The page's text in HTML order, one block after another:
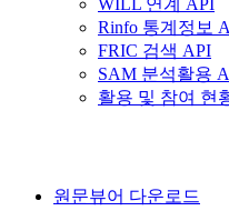
WILL 연계 API
Rinfo 통계정보
FRIC 검색 API
SAM 분석활용
활용 및 참여 현
원문뷰어 다운로드